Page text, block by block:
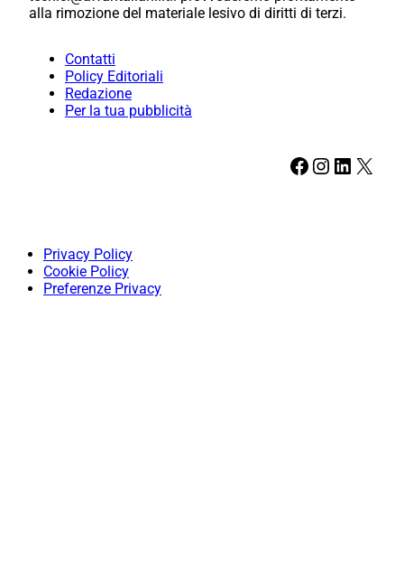
alla rimozione del materiale lesivo di diritti di terzi.
Contatti
Policy Editoriali
Redazione
Per la tua pubblicità
Facebook Instagram LinkedIn X
Privacy Policy
Cookie Policy
Preferenze Privacy